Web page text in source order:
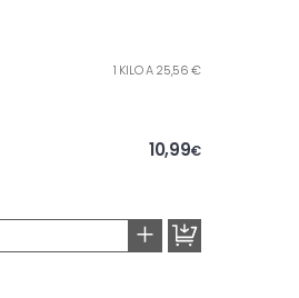
1 KILO A 25,56 €
10,99€
+